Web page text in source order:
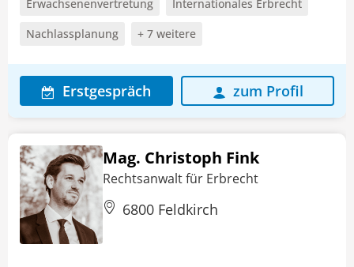
Erwachsenenvertretung
Internationales Erbrecht
Nachlassplanung
+ 7 weitere
Erstgespräch zum Profil
Mag. Christoph Fink
Rechtsanwalt für Erbrecht
6800 Feldkirch